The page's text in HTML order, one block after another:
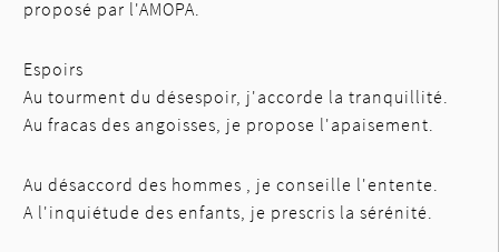
proposé par l'AMOPA.
Espoirs
Au tourment du désespoir, j'accorde la tranquillité.
Au fracas des angoisses, je propose l'apaisement.
Au désaccord des hommes , je conseille l'entente.
A l'inquiétude des enfants, je prescris la sérénité.